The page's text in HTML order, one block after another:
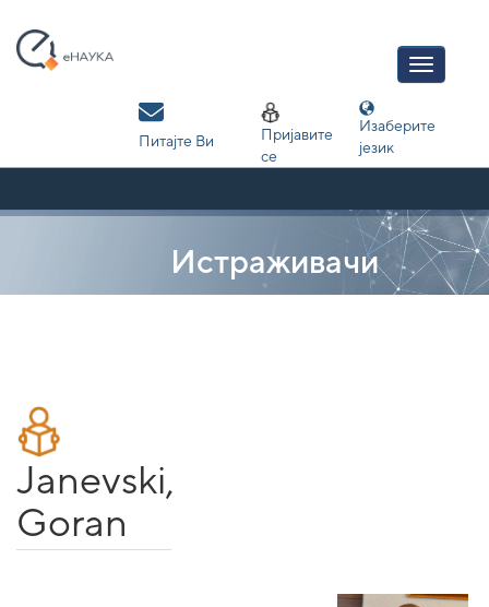
navigation
Питајте Ви
Пријавите
се
Изаберите
језик
Истраживачи
Janevski,
Goran